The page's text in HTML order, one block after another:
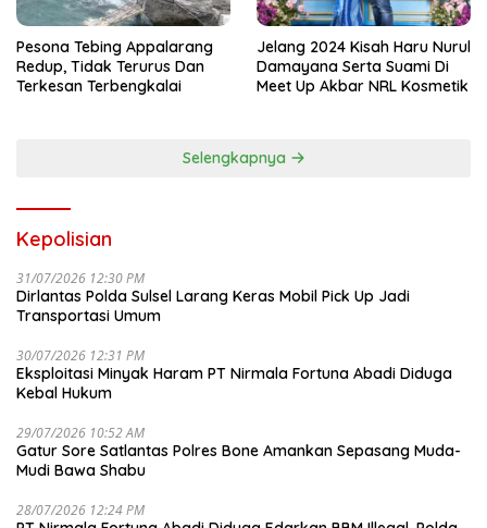
Pesona Tebing Appalarang
Redup, Tidak Terurus Dan
Terkesan Terbengkalai
Jelang 2024 Kisah Haru Nurul
Damayana Serta Suami Di
Meet Up Akbar NRL Kosmetik
Selengkapnya
Kepolisian
31/07/2026 12:30 PM
Dirlantas Polda Sulsel Larang Keras Mobil Pick Up Jadi
Transportasi Umum
30/07/2026 12:31 PM
Eksploitasi Minyak Haram PT Nirmala Fortuna Abadi Diduga
Kebal Hukum
29/07/2026 10:52 AM
Gatur Sore Satlantas Polres Bone Amankan Sepasang Muda-
Mudi Bawa Shabu
28/07/2026 12:24 PM